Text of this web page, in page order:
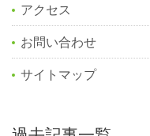
アクセス
お問い合わせ
サイトマップ